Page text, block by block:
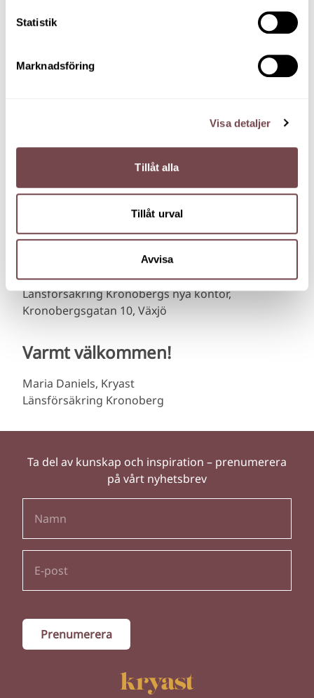
Statistik
Marknadsföring
Visa detaljer
Tillåt alla
Tillåt urval
Avvisa
Insikter om varför en intelligent grupp är en
Reflektion och erfarenhetsutbyte med
deltagarna i rummet.
Kronobergsgatan 10.
Detta frukostseminarium riktar sig till företagare,
chefer och ledare. Ditt deltagande är kostnadsfritt
och du anmäler dighär.
Fredag 31 januari kl. 8.00-9.15
Frukost serveras från kl. 7.30
Länsförsäkring Kronobergs nya kontor,
Kronobergsgatan 10, Växjö
Varmt välkommen!
Maria Daniels, Kryast
Länsförsäkring Kronoberg
Ta del av kunskap och inspiration – prenumerera
på vårt nyhetsbrev